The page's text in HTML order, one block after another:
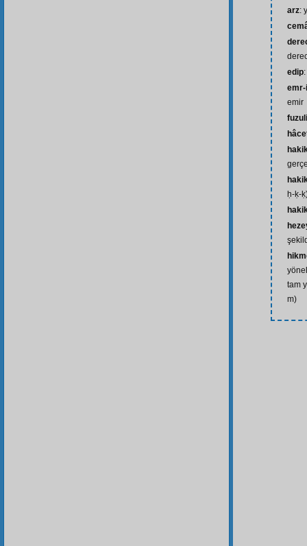
arz:
edip
emr-
emir
ḥ-ḳ-
tam
m)